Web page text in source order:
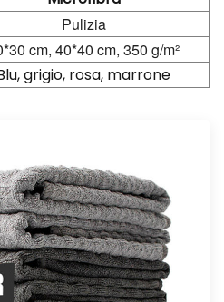
Pulizia
cm, 40*40 cm, 350 g/m²
grigio, rosa, marrone